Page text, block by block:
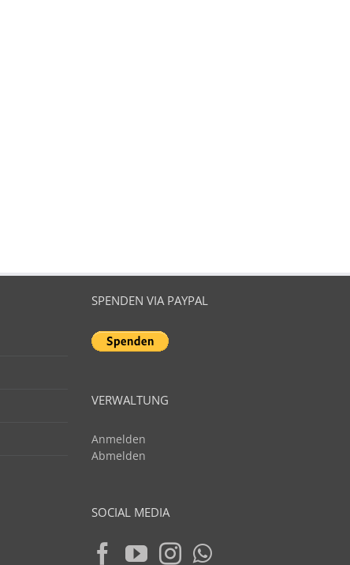
SPENDEN VIA PAYPAL
VERWALTUNG
Anmelden
Abmelden
SOCIAL MEDIA